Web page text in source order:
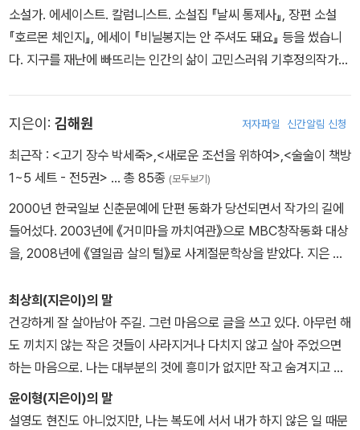
소설가. 에세이스트. 칼럼니스트. 소설집 『날씨 통제사』, 장편 소설
『호르몬 체인지』, 에세이 『비닐봉지는 안 주셔도 돼요』 등을 썼습니
다. 지구를 재난에 빠뜨리는 인간의 삶이 고민스러워 기후정의작가행
지은이: 김해원 저자파일 신간알림 신청
최근작 : <고기 장수 박세죽>,<새로운 조선을 위하여>,<술술이 책방
1~5 세트 - 전5권> … 총 85종 (모두보기)
2000년 한국일보 신춘문예에 단편 동화가 당선되면서 작가의 길에
들어섰다. 2003년에 《거미마을 까치여관》으로 MBC창작동화 대상
을, 2008년에 《열일곱 살의 털》로 사계절문학상을 받았다. 지은 책
최상희(지은이)의 말
건강하게 잘 살아남아 주길. 그런 마음으로 글을 쓰고 있다. 아무런 해
도 끼치지 않는 작은 것들이 사라지거나 다치지 않고 살아 주었으면
하는 마음으로. 나는 대부분의 것에 흥미가 없지만 작고 숨겨지고 사
라져 가는 것에는 좀 흥미가 있다. 그런 것을 쓰는 것이 내 일이라고
생각한다.
윤이형(지은이)의 말
설영도 현진도 아니었지만, 나는 복도에 서서 내가 하지 않은 일 때문